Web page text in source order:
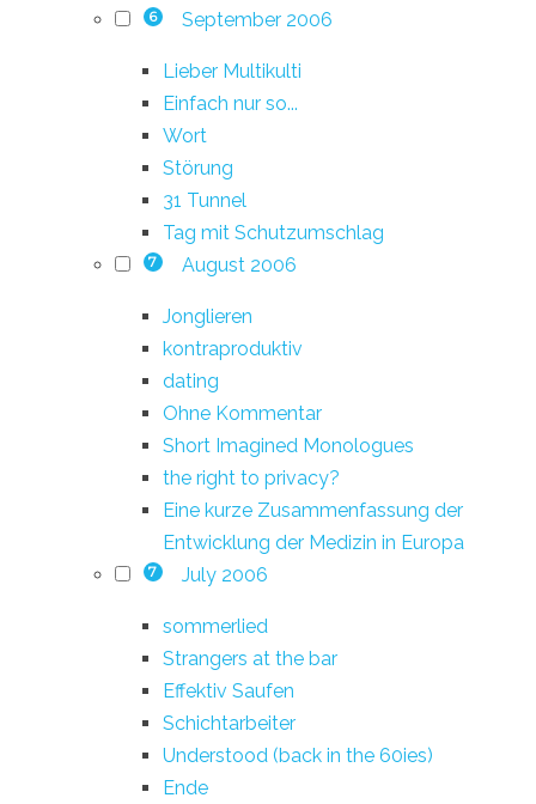
6 September 2006
Lieber Multikulti
Einfach nur so...
Wort
Störung
31 Tunnel
Tag mit Schutzumschlag
7 August 2006
Jonglieren
kontraproduktiv
dating
Ohne Kommentar
Short Imagined Monologues
the right to privacy?
Eine kurze Zusammenfassung der
Entwicklung der Medizin in Europa
7 July 2006
sommerlied
Strangers at the bar
Effektiv Saufen
Schichtarbeiter
Understood (back in the 60ies)
Ende